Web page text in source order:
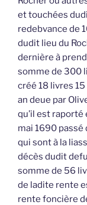
et touchées
redebvance de
dudit lieu du
dernière à
somme de 300
créé 18 livres
an deue par
qu’il est raporté
mai 1690
qui sont à la
décès dudit
somme de 56
de ladite rente
rente foncière